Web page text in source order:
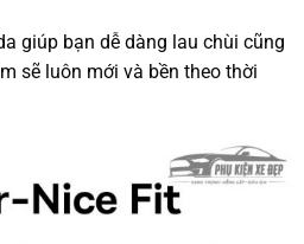
giúp bạn dễ dàng lau chùi cũng
sẽ luôn mới và bền theo thời